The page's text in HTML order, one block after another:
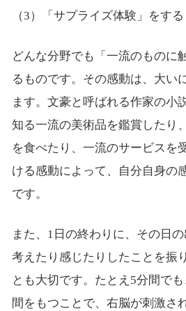
（3）「サプライズ体験」をする
どんな分野でも「一流のものに
るものです。その感動は、大い
ます。文豪と呼ばれる作家の小
知る一流の美術品を鑑賞したり
を食べたり、一流のサービスを
ける感動によって、自分自身の
です。
また、1日の終わりに、その日
考えたり感じたりしたことを振
とも大切です。たとえ5分間で
間をもつことで、右脳が刺激さ